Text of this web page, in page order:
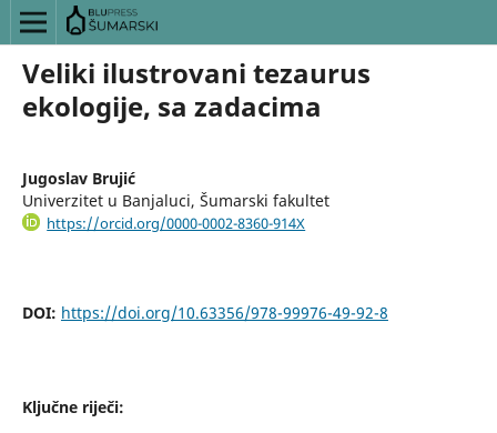
Veliki ilustrovani tezaurus
ekologije, sa zadacima
Jugoslav Brujić
Univerzitet u Banjaluci, Šumarski fakultet
https://orcid.org/0000-0002-8360-914X
DOI: https://doi.org/10.63356/978-99976-49-92-8
Ključne riječi: